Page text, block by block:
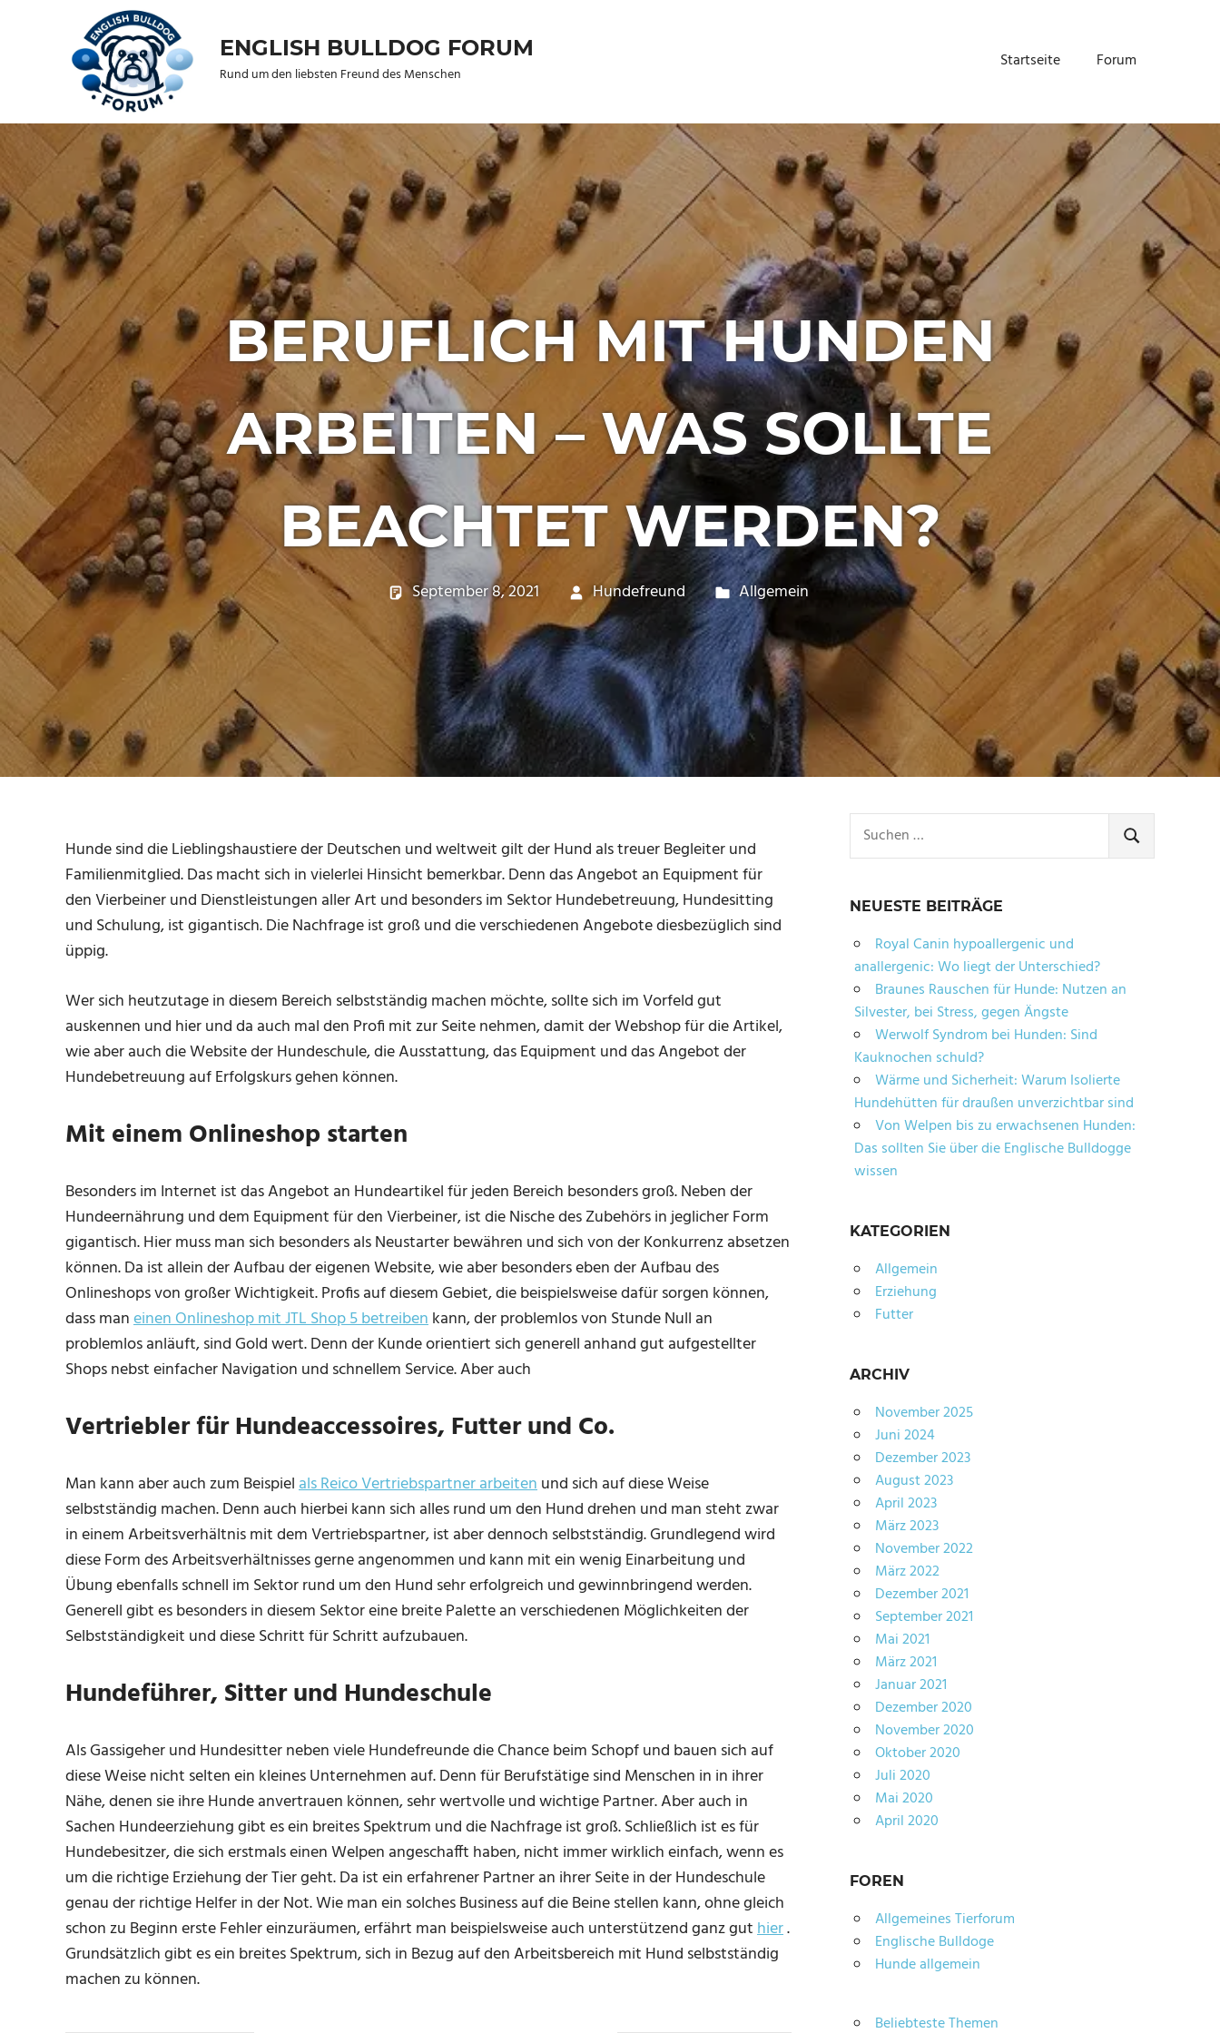
ENGLISH BULLDOG FORUM
Rund um den liebsten Freund des Menschen
Startseite Forum
BERUFLICH MIT HUNDEN
ARBEITEN – WAS SOLLTE
BEACHTET WERDEN?
September 8, 2021 Hundefreund Allgemein
Hunde sind die Lieblingshaustiere der Deutschen und weltweit gilt der Hund als treuer Begleiter und
Familienmitglied. Das macht sich in vielerlei Hinsicht bemerkbar. Denn das Angebot an Equipment für
den Vierbeiner und Dienstleistungen aller Art und besonders im Sektor Hundebetreuung, Hundesitting
und Schulung, ist gigantisch. Die Nachfrage ist groß und die verschiedenen Angebote diesbezüglich sind
üppig.
Wer sich heutzutage in diesem Bereich selbstständig machen möchte, sollte sich im Vorfeld gut
auskennen und hier und da auch mal den Profi mit zur Seite nehmen, damit der Webshop für die Artikel,
wie aber auch die Website der Hundeschule, die Ausstattung, das Equipment und das Angebot der
Hundebetreuung auf Erfolgskurs gehen können.
Mit einem Onlineshop starten
Besonders im Internet ist das Angebot an Hundeartikel für jeden Bereich besonders groß. Neben der
Hundeernährung und dem Equipment für den Vierbeiner, ist die Nische des Zubehörs in jeglicher Form
gigantisch. Hier muss man sich besonders als Neustarter bewähren und sich von der Konkurrenz absetzen
können. Da ist allein der Aufbau der eigenen Website, wie aber besonders eben der Aufbau des
Onlineshops von großer Wichtigkeit. Profis auf diesem Gebiet, die beispielsweise dafür sorgen können,
dass maneinen Onlineshop mit JTL Shop 5 betreibenkann, der problemlos von Stunde Null an
problemlos anläuft, sind Gold wert. Denn der Kunde orientiert sich generell anhand gut aufgestellter
Shops nebst einfacher Navigation und schnellem Service. Aber auch
Vertriebler für Hundeaccessoires, Futter und Co.
Man kann aber auch zum Beispielals Reico Vertriebspartner arbeitenund sich auf diese Weise
selbstständig machen. Denn auch hierbei kann sich alles rund um den Hund drehen und man steht zwar
in einem Arbeitsverhältnis mit dem Vertriebspartner, ist aber dennoch selbstständig. Grundlegend wird
diese Form des Arbeitsverhältnisses gerne angenommen und kann mit ein wenig Einarbeitung und
Übung ebenfalls schnell im Sektor rund um den Hund sehr erfolgreich und gewinnbringend werden.
Generell gibt es besonders in diesem Sektor eine breite Palette an verschiedenen Möglichkeiten der
Selbstständigkeit und diese Schritt für Schritt aufzubauen.
Hundeführer, Sitter und Hundeschule
Als Gassigeher und Hundesitter neben viele Hundefreunde die Chance beim Schopf und bauen sich auf
diese Weise nicht selten ein kleines Unternehmen auf. Denn für Berufstätige sind Menschen in in ihrer
Nähe, denen sie ihre Hunde anvertrauen können, sehr wertvolle und wichtige Partner. Aber auch in
Sachen Hundeerziehung gibt es ein breites Spektrum und die Nachfrage ist groß. Schließlich ist es für
Hundebesitzer, die sich erstmals einen Welpen angeschafft haben, nicht immer wirklich einfach, wenn es
um die richtige Erziehung der Tier geht. Da ist ein erfahrener Partner an ihrer Seite in der Hundeschule
genau der richtige Helfer in der Not. Wie man ein solches Business auf die Beine stellen kann, ohne gleich
schon zu Beginn erste Fehler einzuräumen, erfährt man beispielsweise auch unterstützend ganz guthier.
Grundsätzlich gibt es ein breites Spektrum, sich in Bezug auf den Arbeitsbereich mit Hund selbstständig
machen zu können.
nach:
SUCHEN
NEUESTE BEITRÄGE
Royal Canin hypoallergenic und
anallergenic: Wo liegt der Unterschied?
Braunes Rauschen für Hunde: Nutzen an
Silvester, bei Stress, gegen Ängste
Werwolf Syndrom bei Hunden: Sind
Kauknochen schuld?
Wärme und Sicherheit: Warum Isolierte
Hundehütten für draußen unverzichtbar sind
Von Welpen bis zu erwachsenen Hunden:
Das sollten Sie über die Englische Bulldogge
wissen
KATEGORIEN
Allgemein
Erziehung
Futter
ARCHIV
November 2025
Juni 2024
Dezember 2023
August 2023
April 2023
März 2023
November 2022
März 2022
Dezember 2021
September 2021
Mai 2021
März 2021
Januar 2021
Dezember 2020
November 2020
Oktober 2020
Juli 2020
Mai 2020
April 2020
FOREN
Allgemeines Tierforum
Englische Bulldoge
Hunde allgemein
Beliebteste Themen